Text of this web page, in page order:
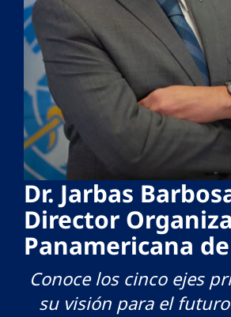
Dr. Jarbas
Director
Panamericana
Conoce los cinco ejes
su visión para el futuro